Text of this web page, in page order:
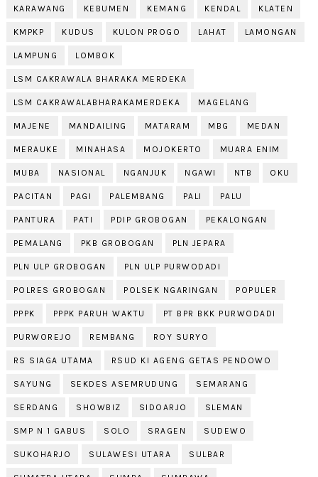
KARAWANG KEBUMEN KEMANG KENDAL KLATEN
KMPKP KUDUS KULON PROGO LAHAT LAMONGAN
LAMPUNG LOMBOK
LSM CAKRAWALA BHARAKA MERDEKA
LSM CAKRAWALABHARAKAMERDEKA MAGELANG
MAJENE MANDAILING MATARAM MBG MEDAN
MERAUKE MINAHASA MOJOKERTO MUARA ENIM
MUBA NASIONAL NGANJUK NGAWI NTB OKU
PACITAN PAGI PALEMBANG PALI PALU
PANTURA PATI PDIP GROBOGAN PEKALONGAN
PEMALANG PKB GROBOGAN PLN JEPARA
PLN ULP GROBOGAN PLN ULP PURWODADI
POLRES GROBOGAN POLSEK NGARINGAN POPULER
PPPK PPPK PARUH WAKTU PT BPR BKK PURWODADI
PURWOREJO REMBANG ROY SURYO
RS SIAGA UTAMA RSUD KI AGENG GETAS PENDOWO
SAYUNG SEKDES ASEMRUDUNG SEMARANG
SERDANG SHOWBIZ SIDOARJO SLEMAN
SMP N 1 GABUS SOLO SRAGEN SUDEWO
SUKOHARJO SULAWESI UTARA SULBAR